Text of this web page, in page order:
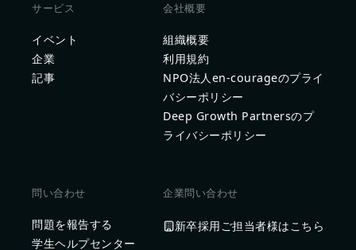
サービス
イベント
企業
記事
会社概要
組織概要
利用規約
NPO法人en-courageのプライ
バシーポリシー
Deep Growth Partnersのプ
ライバシーポリシー
問い合わせ
問題を報告する
学生ヘルプセンター
企業問い合わせ
新卒採用ご担当者様はこちら